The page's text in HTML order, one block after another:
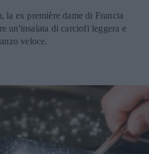
la ex première dame di Francia
un'insalata di carciofi leggera e
veloce.